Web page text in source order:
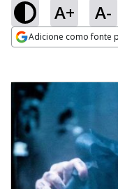
A+ A-
Adicione como fonte